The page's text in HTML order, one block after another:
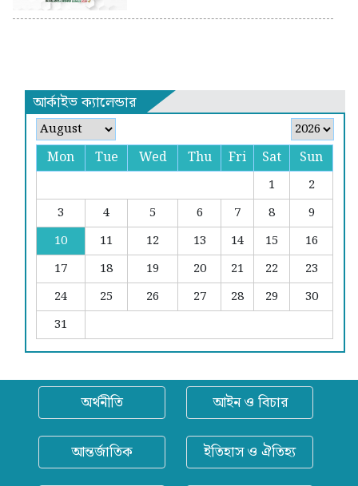
আর্কাইভ ক্যালেন্ডার
Mon Tue Wed Thu Fri Sat Sun
1
2
3
4 5 6 7 8
9
10
11 12 13 14 15
16
17
18 19 20 21 22
23
24
25 26 27 28 29
30
31
অর্থনীতি আইন ও বিচার
আন্তর্জাতিক ইতিহাস ও ঐতিহ্য